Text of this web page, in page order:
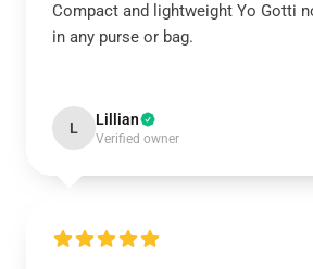
Compact and lightweight Yo Gotti
in any purse or bag.
L Lillian
Verified owner